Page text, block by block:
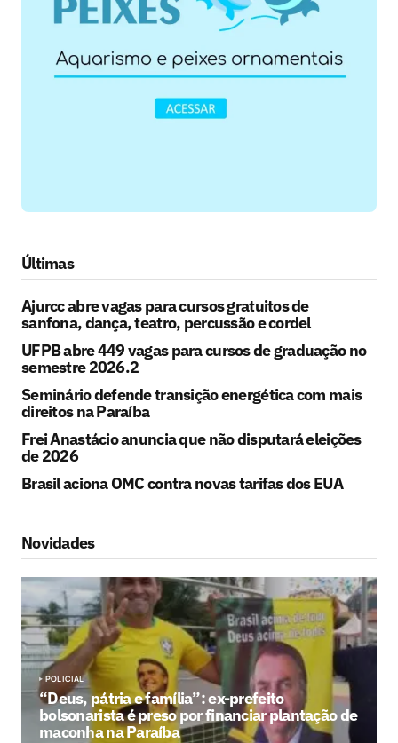
Últimas
Ajurcc abre vagas para cursos gratuitos de
sanfona, dança, teatro, percussão e cordel
UFPB abre 449 vagas para cursos de graduação no
semestre 2026.2
Seminário defende transição energética com mais
direitos na Paraíba
Frei Anastácio anuncia que não disputará eleições
de 2026
Brasil aciona OMC contra novas tarifas dos EUA
Novidades
POLICIAL
“Deus, pátria e família”: ex-prefeito
bolsonarista é preso por financiar plantação de
maconha na Paraíba